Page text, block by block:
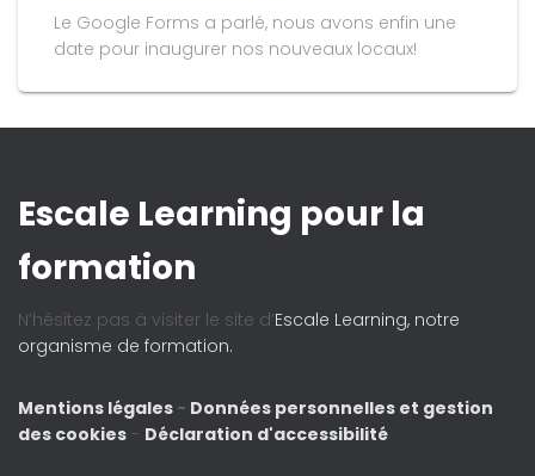
Le Google Forms a parlé, nous avons enfin une
date pour inaugurer nos nouveaux locaux!
Escale Learning pour la
formation
N’hésitez pas à visiter le site d’Escale Learning, notre
organisme de formation.
Mentions légales - Données personnelles et gestion
des cookies - Déclaration d'accessibilité